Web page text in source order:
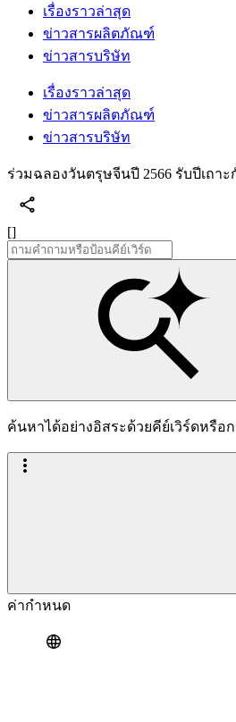
เรื่องราวล่าสุด
ข่าวสารผลิตภัณฑ์
ข่าวสารบริษัท
เรื่องราวล่าสุด
ข่าวสารผลิตภัณฑ์
ข่าวสารบริษัท
ร่วมฉลองวันตรุษจีนปี 2566 รับปีเถาะ
[]
ค้นหาได้อย่างอิสระด้วยคีย์เวิร์ดหรือ
ค่ากำหนด